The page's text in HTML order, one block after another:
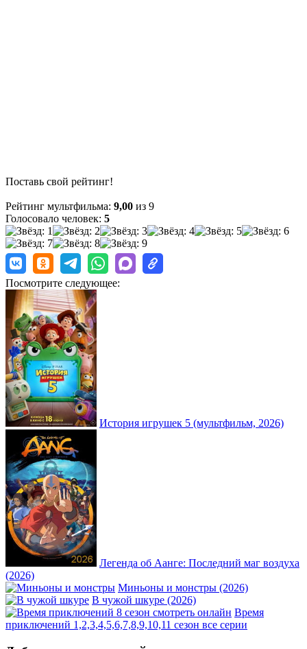
Поставь свой рейтинг!
Рейтинг мультфильма: 9,00 из 9
Голосовало человек: 5
Посмотрите следующее:
История игрушек 5 (мультфильм, 2026)
Легенда об Аанге: Последний маг воздуха
(2026)
Миньоны и монстры (2026)
В чужой шкуре (2026)
Время
приключений 1,2,3,4,5,6,7,8,9,10,11 сезон все серии